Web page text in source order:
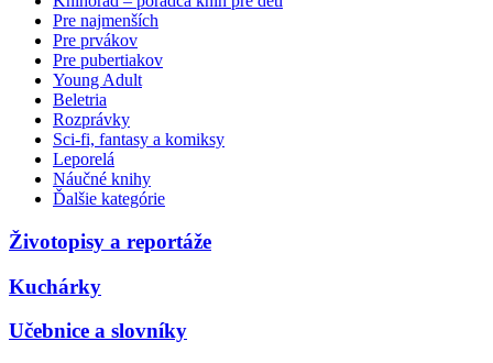
Pre najmenších
Pre prvákov
Pre pubertiakov
Young Adult
Beletria
Rozprávky
Sci-fi, fantasy a komiksy
Leporelá
Náučné knihy
Ďalšie kategórie
Životopisy a reportáže
Kuchárky
Učebnice a slovníky